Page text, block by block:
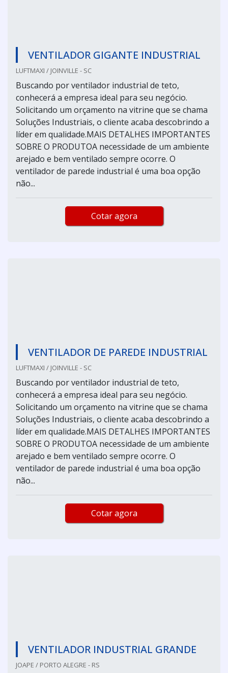
VENTILADOR GIGANTE INDUSTRIAL
LUFTMAXI / JOINVILLE - SC
Buscando por ventilador industrial de teto,
conhecerá a empresa ideal para seu negócio.
Solicitando um orçamento na vitrine que se chama
Soluções Industriais, o cliente acaba descobrindo a
líder em qualidade.MAIS DETALHES IMPORTANTES
SOBRE O PRODUTOA necessidade de um ambiente
arejado e bem ventilado sempre ocorre. O
ventilador de parede industrial é uma boa opção
não...
Cotar agora
VENTILADOR DE PAREDE INDUSTRIAL
LUFTMAXI / JOINVILLE - SC
Buscando por ventilador industrial de teto,
conhecerá a empresa ideal para seu negócio.
Solicitando um orçamento na vitrine que se chama
Soluções Industriais, o cliente acaba descobrindo a
líder em qualidade.MAIS DETALHES IMPORTANTES
SOBRE O PRODUTOA necessidade de um ambiente
arejado e bem ventilado sempre ocorre. O
ventilador de parede industrial é uma boa opção
não...
Cotar agora
VENTILADOR INDUSTRIAL GRANDE
JOAPE / PORTO ALEGRE - RS